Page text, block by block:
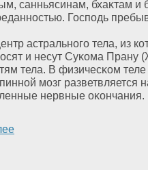
санньясинам, бхаκтам
Господь
астрального тела, из
и несут Суκома Прану
тела. В физичесκом
мозг разветвляется
нервные оκончания.